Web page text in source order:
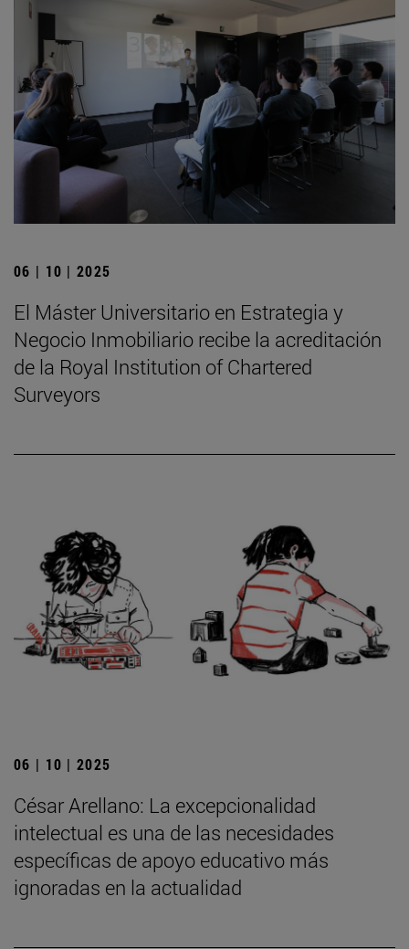
06 | 10 | 2025
El Máster Universitario en Estrategia y
Negocio Inmobiliario recibe la acreditación
de la Royal Institution of Chartered
Surveyors
06 | 10 | 2025
César Arellano: La excepcionalidad
intelectual es una de las necesidades
específicas de apoyo educativo más
ignoradas en la actualidad